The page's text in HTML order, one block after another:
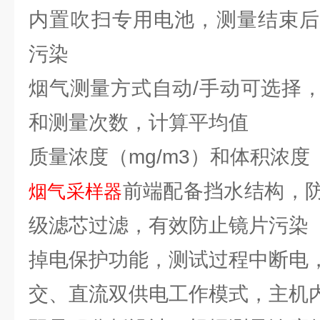
内置吹扫专用电池，测量结束
污染
烟气测量方式自动/手动可选择
和测量次数，计算平均值
质量浓度（mg/m3）和体积浓度
烟气采样器前端配备挡水结构，
级滤芯过滤，有效防止镜片污染
掉电保护功能，测试过程中断电
交、直流双供电工作模式，主机